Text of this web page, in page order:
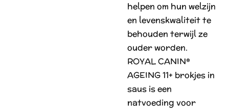
helpen om hun welzijn
en levenskwaliteit te
behouden terwijl ze
ouder worden.
ROYAL CANIN®
AGEING 11+ brokjes in
saus is een
natvoeding voor